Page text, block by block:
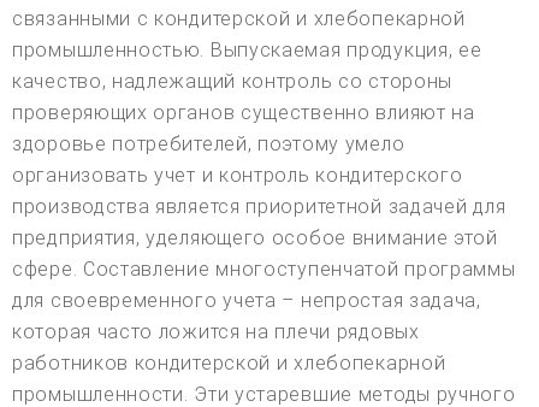
связанными с кондитерской и хлебопекарной
промышленностью. Выпускаемая продукция, ее
качество, надлежащий контроль со стороны
проверяющих органов существенно влияют на
здоровье потребителей, поэтому умело
организовать учет и контроль кондитерского
производства является приоритетной задачей для
предприятия, уделяющего особое внимание этой
сфере. Составление многоступенчатой программы
для своевременного учета – непростая задача,
которая часто ложится на плечи рядовых
работников кондитерской и хлебопекарной
промышленности. Эти устаревшие методы ручного